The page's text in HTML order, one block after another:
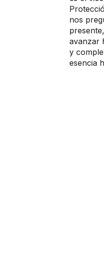
nos
avanzar
y
esencia